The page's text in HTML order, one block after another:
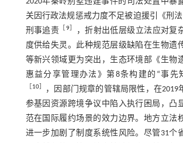
关因行政法规惩戒力度不足被迫援引《刑
刑事追责
9］
，折射出低层级立法应对复
度供给失灵。此种规范层级缺陷在生物遗
等新兴领域更为突出，生态环境部《生物
惠益分享管理办法》第8条构建的“事先
10］
，因部门规章的管辖局限性，在2019
参基因资源跨境争议中陷入执行困局，凸
范在国际履约场景的效力边界。地方立法
进一步加剧了制度系统性风险。尽管31个